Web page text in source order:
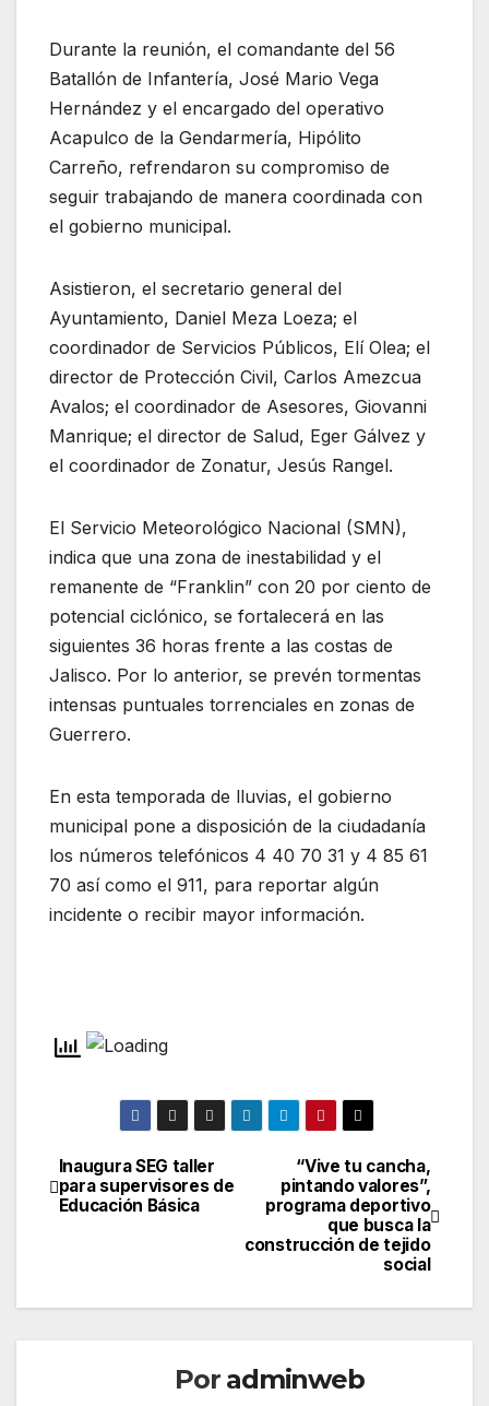
Durante la reunión, el comandante del 56
Batallón de Infantería, José Mario Vega
Hernández y el encargado del operativo
Acapulco de la Gendarmería, Hipólito
Carreño, refrendaron su compromiso de
seguir trabajando de manera coordinada con
el gobierno municipal.
Asistieron, el secretario general del
Ayuntamiento, Daniel Meza Loeza; el
coordinador de Servicios Públicos, Elí Olea; el
director de Protección Civil, Carlos Amezcua
Avalos; el coordinador de Asesores, Giovanni
Manrique; el director de Salud, Eger Gálvez y
el coordinador de Zonatur, Jesús Rangel.
El Servicio Meteorológico Nacional (SMN),
indica que una zona de inestabilidad y el
remanente de “Franklin” con 20 por ciento de
potencial ciclónico, se fortalecerá en las
siguientes 36 horas frente a las costas de
Jalisco. Por lo anterior, se prevén tormentas
intensas puntuales torrenciales en zonas de
Guerrero.
En esta temporada de lluvias, el gobierno
municipal pone a disposición de la ciudadanía
los números telefónicos 4 40 70 31 y 4 85 61
70 así como el 911, para reportar algún
incidente o recibir mayor información.
Navegación
de
“Vive tu cancha,
pintando valores”,
programa deportivo
que busca la
construcción de tejido
social
Inaugura SEG taller
para supervisores de
Educación Básica
Por adminweb